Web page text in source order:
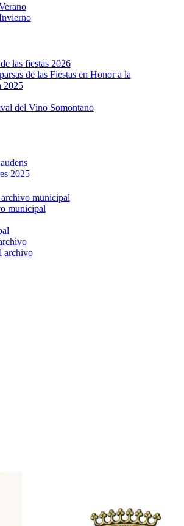
las fiestas 2026
de las Fiestas en Honor a la
2025
del Vino Somontano
2025
municipal
municipal
archivo